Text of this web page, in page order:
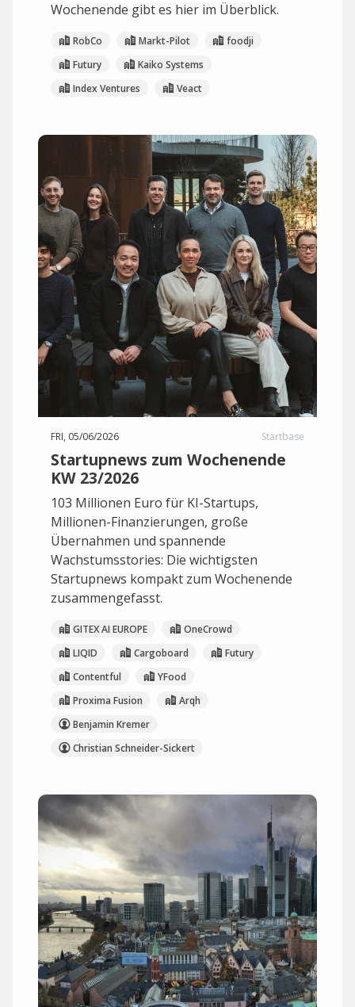
Wochenende gibt es hier im Überblick.
RobCo Markt-Pilot
foodji
Futury
Kaiko Systems
Index Ventures
Veact
FRI, 05/06/2026 Startbase
Startupnews zum Wochenende
KW 23/2026
103 Millionen Euro für KI-Startups,
Millionen-Finanzierungen, große
Übernahmen und spannende
Wachstumsstories: Die wichtigsten
Startupnews kompakt zum Wochenende
zusammengefasst.
GITEX AI EUROPE
OneCrowd
LIQID
Cargoboard
Futury
Contentful
YFood
Proxima Fusion
Arqh
Benjamin Kremer
Christian Schneider-Sickert